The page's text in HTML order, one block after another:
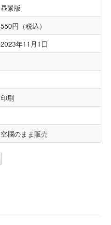
昼景版
550円（税込）
2023年11月1日
印刷
空欄のまま販売